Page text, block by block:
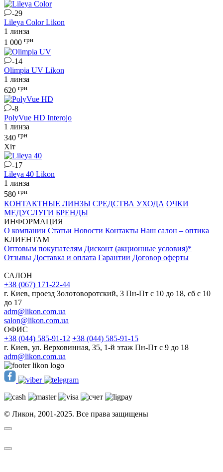
-29
Lileya ColorLikon
1 линза
1 000 грн
-14
Olimpia UV Likon
1 линза
620 грн
-8
PolyVue HD Interojo
1 линза
340 грн
Хіт
-17
Lileya 40 Likon
1 линза
580 грн
КОНТАКТНЫЕ ЛИНЗЫ СРЕДСТВА УХОДА ОЧКИ
МЕДУСЛУГИ БРЕНДЫ
ИНФОРМАЦИЯ
О компании Статьи Новости Контакты Наш салон – оптика
КЛИЕНТАМ
Оптовым покупателям Дисконт (акционные условия)*
Отзывы Доставка и оплата Гарантии Договор оферты
САЛОН
+38 (067) 171-22-44
г. Киев, проезд Золотоворотский, 3 Пн-Пт c 10 до 18, сб с 10
до 17
adm@likon.com.ua
salon@likon.com.ua
ОФИС
+38 (044) 585-91-12 +38 (044) 585-91-15
г. Киев, ул. Верховинная, 35, 1-й этаж Пн-Пт с 9 до 18
adm@likon.com.ua
© Ликон, 2001-2025. Все права защищены